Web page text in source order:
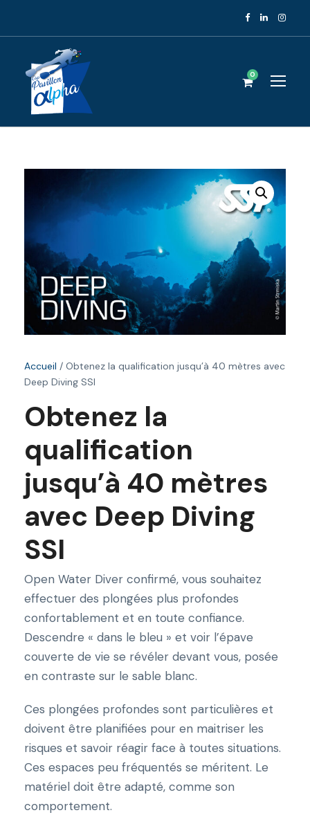
0
Accueil / Obtenez la qualification jusqu’à 40 mètres avec
Deep Diving SSI
Obtenez la
qualification
jusqu’à 40 mètres
avec Deep Diving
SSI
Open Water Diver confirmé, vous souhaitez
effectuer des plongées plus profondes
confortablement et en toute confiance.
Descendre « dans le bleu » et voir l’épave
couverte de vie se révéler devant vous, posée
en contraste sur le sable blanc.
Ces plongées profondes sont particulières et
doivent être planifiées pour en maitriser les
risques et savoir réagir face à toutes situations.
Ces espaces peu fréquentés se méritent. Le
matériel doit être adapté, comme son
comportement.